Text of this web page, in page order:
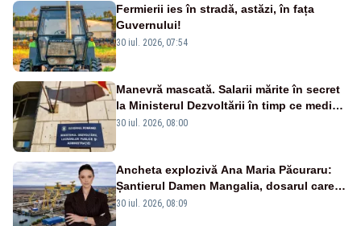
Fermierii ies în stradă, astăzi, în fața
Guvernului!
30 iul. 2026, 07:54
Manevră mascată. Salarii mărite în secret
la Ministerul Dezvoltării în timp ce medicii
ies în stradă
30 iul. 2026, 08:00
Ancheta explozivă Ana Maria Păcuraru:
Șantierul Damen Mangalia, dosarul care
scufundă apărarea României
30 iul. 2026, 08:09